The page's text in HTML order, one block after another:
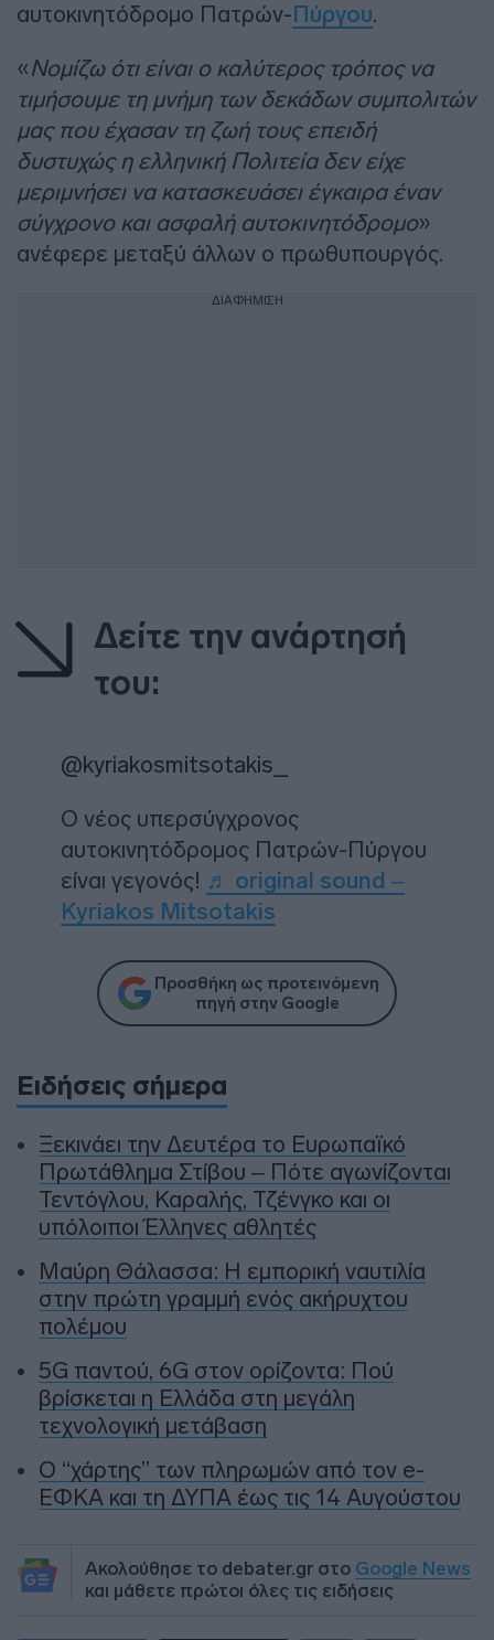
αυτοκινητόδρομο Πατρών-Πύργου.
«Νομίζω ότι είναι ο καλύτερος τρόπος να
τιμήσουμε τη μνήμη των δεκάδων συμπολιτών
μας που έχασαν τη ζωή τους επειδή
δυστυχώς η ελληνική Πολιτεία δεν είχε
μεριμνήσει να κατασκευάσει έγκαιρα έναν
σύγχρονο και ασφαλή αυτοκινητόδρομο»
ανέφερε μεταξύ άλλων ο πρωθυπουργός.
ΔΙΑΦΗΜΙΣΗ
Δείτε την ανάρτησή
του:
@kyriakosmitsotakis_
Ο νέος υπερσύγχρονος
αυτοκινητόδρομος Πατρών-Πύργου
είναι γεγονός! ♬ original sound –
Kyriakos Mitsotakis
Προσθήκη ως προτεινόμενη
πηγή στην Google
Ειδήσεις σήμερα
Ξεκινάει την Δευτέρα το Ευρωπαϊκό
Πρωτάθλημα Στίβου – Πότε αγωνίζονται
Τεντόγλου, Καραλής, Τζένγκο και οι
υπόλοιποι Έλληνες αθλητές
Μαύρη Θάλασσα: Η εμπορική ναυτιλία
στην πρώτη γραμμή ενός ακήρυχτου
πολέμου
5G παντού, 6G στον ορίζοντα: Πού
βρίσκεται η Ελλάδα στη μεγάλη
τεχνολογική μετάβαση
Ο “χάρτης” των πληρωμών από τον e-
ΕΦΚΑ και τη ΔΥΠΑ έως τις 14 Αυγούστου
Ακολούθησε το debater.gr στο Google News
και μάθετε πρώτοι όλες τις ειδήσεις